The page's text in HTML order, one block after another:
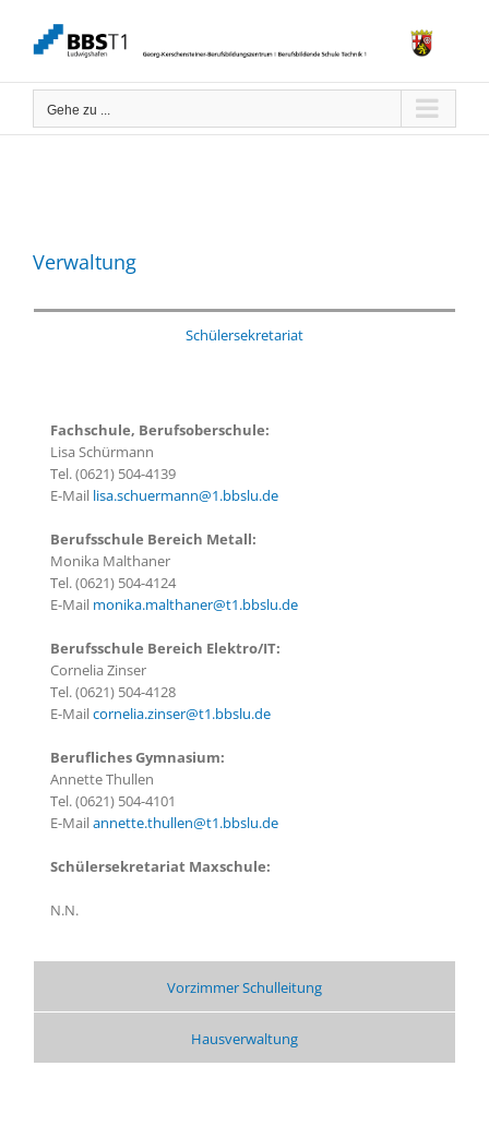
springen
Gehe zu ...
Verwaltung
Schülersekretariat
Fachschule, Berufsoberschule:
Lisa Schürmann
Tel. (0621) 504-4139
E-Mail lisa.schuermann@1.bbslu.de
Berufsschule Bereich Metall:
Monika Malthaner
Tel. (0621) 504-4124
E-Mail monika.malthaner@t1.bbslu.de
Berufsschule Bereich Elektro/IT:
Cornelia Zinser
Tel. (0621) 504-4128
E-Mailcornelia.zinser@t1.bbslu.de
Berufliches Gymnasium:
Annette Thullen
Tel. (0621) 504-4101
E-Mailannette.thullen@t1.bbslu.de
Schülersekretariat Maxschule:
N.N.
Vorzimmer Schulleitung
Hausverwaltung